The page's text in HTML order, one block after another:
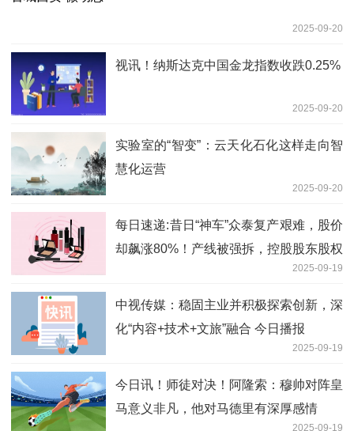
2025-09-20
视讯！纳斯达克中国金龙指数收跌0.25%
2025-09-20
实验室的“智变”：云天化石化这样走向智
慧化运营
2025-09-20
每日速递:昔日“神车”众泰复产艰难，股价
却飙涨80%！产线被强拆，控股股东股权
被拍卖，官司还输了，被判赔2950万元
2025-09-19
中视传媒：稳固主业并积极探索创新，深
化“内容+技术+文旅”融合 今日播报
2025-09-19
今日讯！师徒对决！阿隆索：穆帅对阵皇
马意义非凡，他对马德里有深厚感情
2025-09-19